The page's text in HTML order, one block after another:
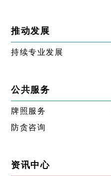
推动发展
持续专业发展
公共服务
牌照服务
防贪咨询
资讯中心